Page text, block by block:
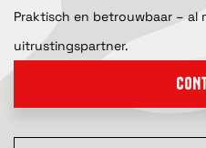
Praktisch en betrouwbaar – al
uitrustingspartner.